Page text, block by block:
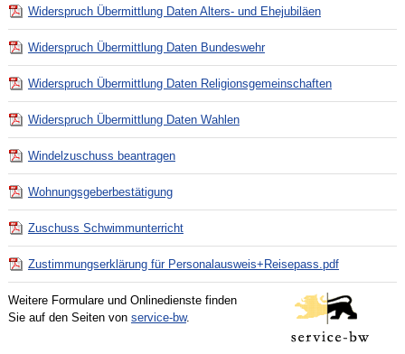
Widerspruch Übermittlung Daten Alters- und Ehejubiläen
Widerspruch Übermittlung Daten Bundeswehr
Widerspruch Übermittlung Daten Religionsgemeinschaften
Widerspruch Übermittlung Daten Wahlen
Windelzuschuss beantragen
Wohnungsgeberbestätigung
Zuschuss Schwimmunterricht
Zustimmungserklärung für Personalausweis+Reisepass.pdf
Weitere Formulare und Onlinedienste finden
Sie auf den Seiten von service-bw.